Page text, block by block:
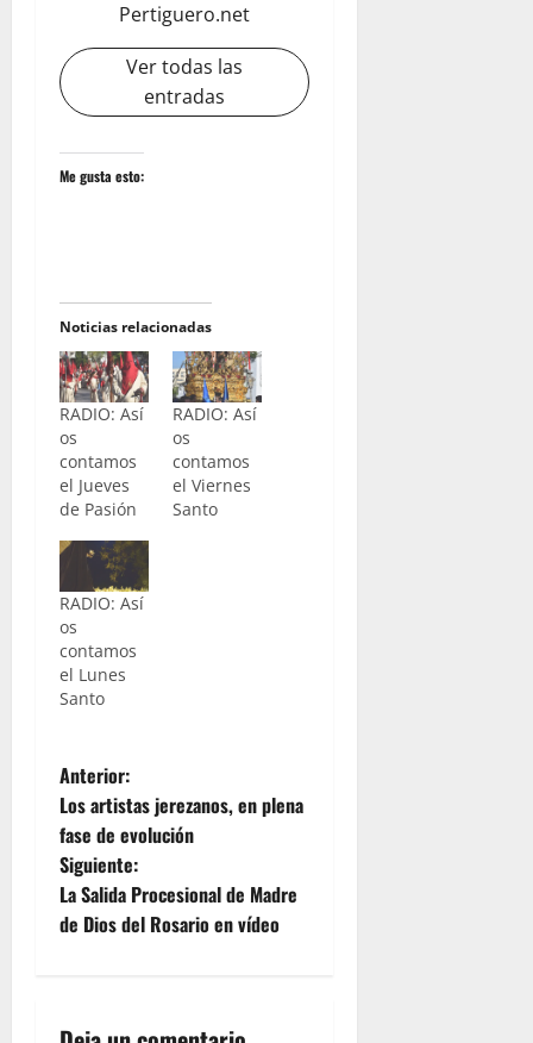
Pertiguero.net
Ver todas las
entradas
Me gusta esto:
Noticias relacionadas
RADIO: Así
os
contamos
el Jueves
de Pasión
RADIO: Así
os
contamos
el Viernes
Santo
RADIO: Así
os
contamos
el Lunes
Santo
N
a
v
e
Anterior:
Los artistas jerezanos, en plena
fase de evolución
Siguiente:
La Salida Procesional de Madre
de Dios del Rosario en vídeo